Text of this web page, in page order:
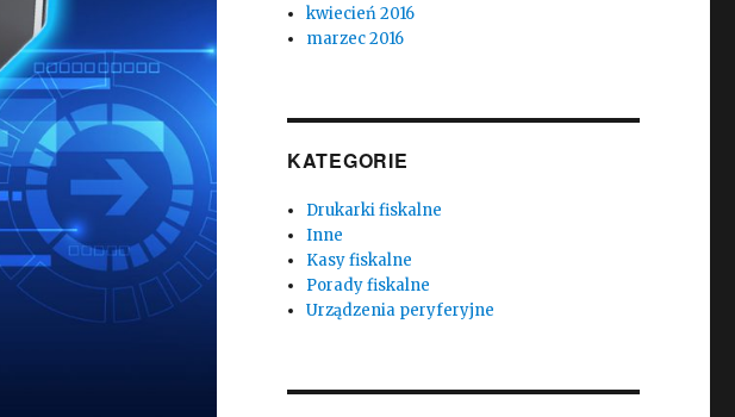
kwiecień 2016
marzec 2016
KATEGORIE
Drukarki fiskalne
Inne
Kasy fiskalne
Porady fiskalne
Urządzenia peryferyjne